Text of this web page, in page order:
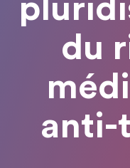
du
anti-